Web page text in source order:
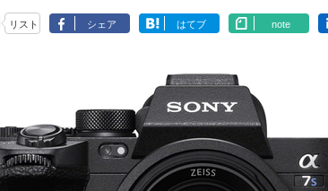
リスト シェア はてブ note